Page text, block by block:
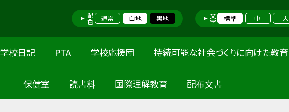
配色 通常 白地 黒地 文字 標準 中 大
学校日記 PTA 学校応援団 持続可能な社会づくりに向けた教育
保健室 読書科 国際理解教育 配布文書